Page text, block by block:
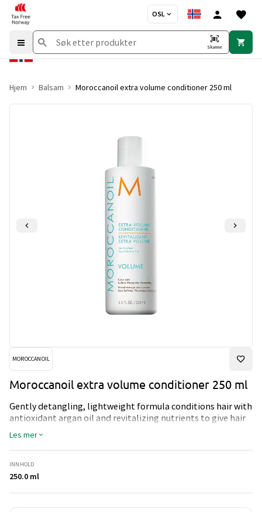
OSL
Skanne
Hjem Balsam Moroccanoil extra volume conditioner 250 ml
MOROCCANOIL
Moroccanoil extra volume conditioner 250 ml
Gently detangling, lightweight formula conditions hair with
antioxidant argan oil and revitalizing nutrients to give hair
shine, manageability and movement.
Les mer
INNHOLD
250.0 ml